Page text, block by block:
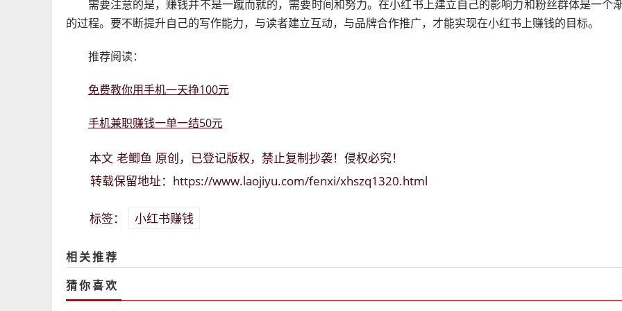
需要注意的是，赚钱并不是一蹴而就的，需要时间和努力。在小红书上建立自己的影响力和粉丝群体是一个
的过程。要不断提升自己的写作能力，与读者建立互动，与品牌合作推广，才能实现在小红书上赚钱的目标。
推荐阅读：
免费教你用手机一天挣100元
手机兼职赚钱一单一结50元
本文 老鲫鱼 原创，已登记版权，禁止复制抄袭！侵权必究！
转载保留地址： https://www.laojiyu.com/fenxi/xhszq1320.html
标签： 小红书赚钱
相关推荐
猜你喜欢